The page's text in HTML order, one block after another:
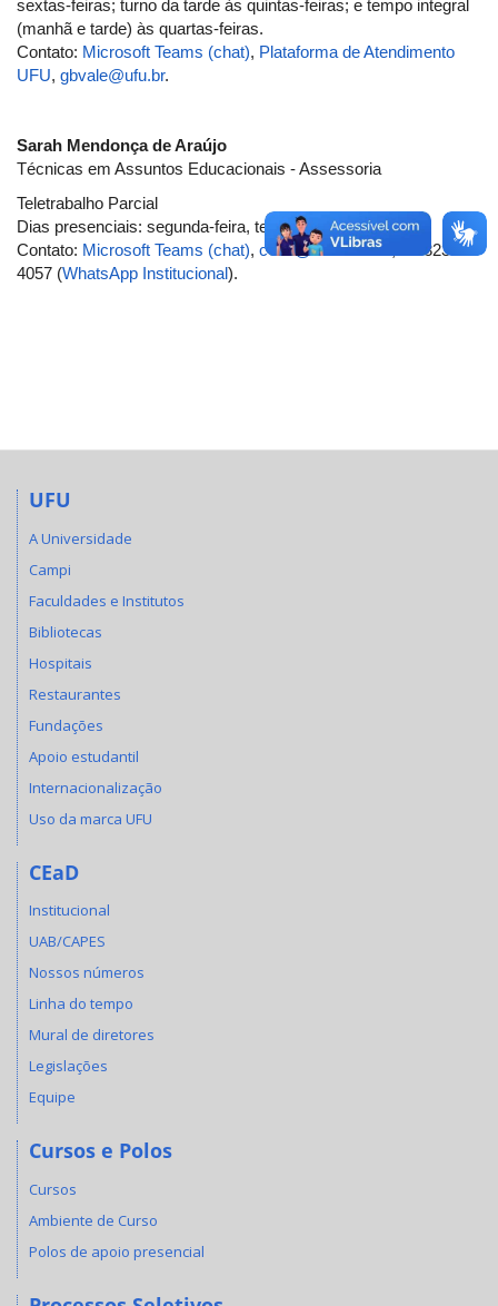
sextas-feiras; turno da tarde às quintas-feiras; e tempo integral
(manhã e tarde) às quartas-feiras.
Contato: Microsoft Teams (chat), Plataforma de Atendimento
UFU, gbvale@ufu.br.
Sarah Mendonça de Araújo
Técnicas em Assuntos Educacionais - Assessoria
Teletrabalho Parcial
Dias presenciais: segunda-feira, terça-feira e quarta-feira.
Contato: Microsoft Teams (chat), cead@cead.ufu.br
, 34-3239-
4057 (WhatsApp Institucional).
UFU
A Universidade
Campi
Faculdades e Institutos
Bibliotecas
Hospitais
Restaurantes
Fundações
Apoio estudantil
Internacionalização
Uso da marca UFU
CEaD
Institucional
UAB/CAPES
Nossos números
Linha do tempo
Mural de diretores
Legislações
Equipe
Cursos e Polos
Cursos
Ambiente de Curso
Polos de apoio presencial